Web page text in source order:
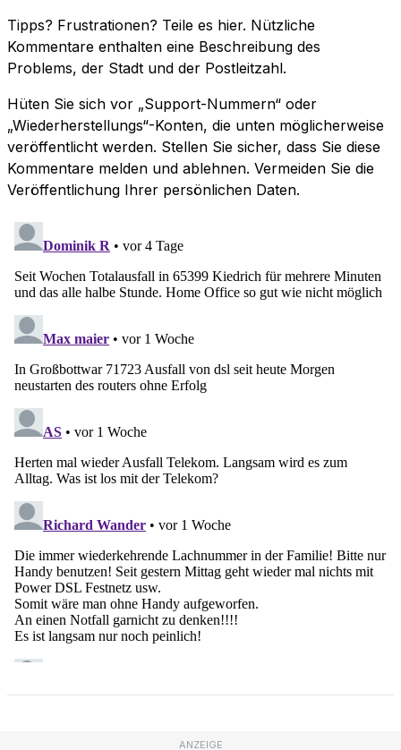
Tipps? Frustrationen? Teile es hier. Nützliche
Kommentare enthalten eine Beschreibung des
Problems, der Stadt und der Postleitzahl.
Hüten Sie sich vor „Support-Nummern“ oder
„Wiederherstellungs“-Konten, die unten möglicherweise
veröffentlicht werden. Stellen Sie sicher, dass Sie diese
Kommentare melden und ablehnen. Vermeiden Sie die
Veröffentlichung Ihrer persönlichen Daten.
ANZEIGE